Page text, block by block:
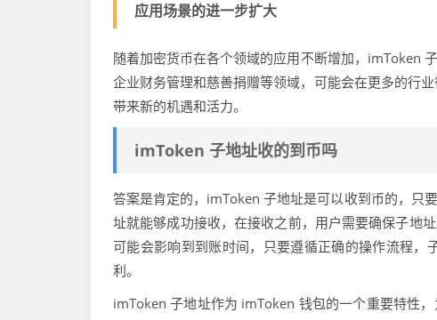
应用场景的进一步扩大
随着加密货币在各个领域的应用不断增加，imToken
企业财务管理和慈善捐赠等领域，可能会在更多的行
带来新的机遇和活力。
imToken 子地址收的到币吗
答案是肯定的，imToken 子地址是可以收到币的，只
址就能够成功接收，在接收之前，用户需要确保子地
可能会影响到到账时间，只要遵循正确的操作流程
利。
imToken 子地址作为 imToken 钱包的一个重要特性